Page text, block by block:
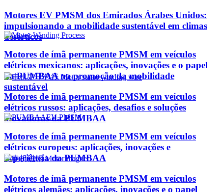
Motores EV PMSM dos Emirados Árabes Unidos:
impulsionando a mobilidade sustentável em climas
desérticos
Motores de ímã permanente PMSM em veículos
elétricos mexicanos: aplicações, inovações e o papel
da PUMBAA na promoção da mobilidade
sustentável
Motores de ímã permanente PMSM em veículos
elétricos russos: aplicações, desafios e soluções
inovadoras da PUMBAA
Motores de ímã permanente PMSM em veículos
elétricos europeus: aplicações, inovações e
experiência da PUMBAA
Motores de ímã permanente PMSM em veículos
elétricos alemães: aplicações, inovações e o papel